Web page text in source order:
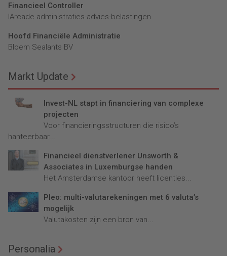
Financieel Controller
lArcade administraties-advies-belastingen
Hoofd Financiële Administratie
Bloem Sealants BV
Markt Update
Invest-NL stapt in financiering van complexe
projecten
Voor financieringsstructuren die risico’s
hanteerbaar...
Financieel dienstverlener Unsworth &
Associates in Luxemburgse handen
Het Amsterdamse kantoor heeft licenties...
Pleo: multi-valutarekeningen met 6 valuta’s
mogelijk
Valutakosten zijn een bron van...
Personalia